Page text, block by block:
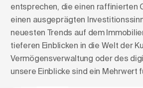
entsprechen, die einen raffinierten
einen ausgeprägten
neuesten Trends auf dem
tieferen Einblicken in die Welt der
Vermögensverwaltung oder des
unsere Einblicke sind ein Mehrwert